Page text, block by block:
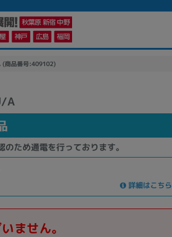
商品番号:409102)
A
ため通電を行っております。
詳細はこちら
ません。
PC周辺機器